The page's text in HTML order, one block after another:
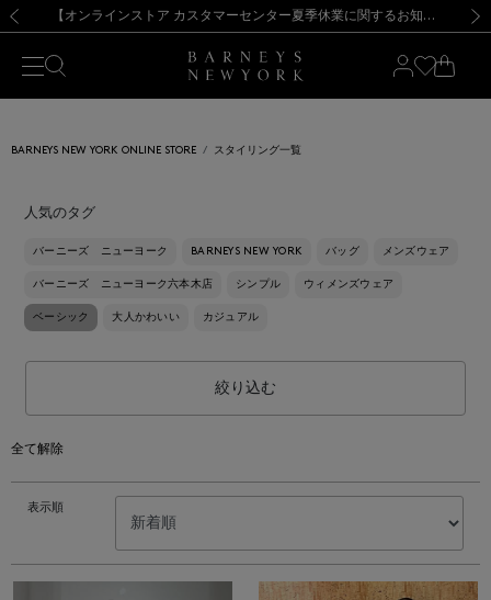
新規登録のお客様も対象！＜MY BARNEYS＞会員のお客様は11,000円（税込）以上のお買上げで常時送料無料！お買い物の際は会員登録を！
【夏季休業に伴う出荷一時停止のお知らせ】(2026.8.7) 【オンラインストア カスタマーセンター夏季休業に関するお知らせ】（2026.8.7）
【夏季休業に伴う返品・交換承り一時停止のお知らせ】（2026.8.5）
熊本県を中心とした地震の影響によるお荷物のお届けについて
【開催中】SUMMER SALEのご案内・ご注意事項 新規登録のお客様も対象！＜MY BARNEYS＞会員のお客様は11,000円（税込）以上のお買上げで常時送料無料！お買い物の際は会員登録を！
【夏季休業に伴う出荷一時停止のお知らせ】(2026.8.7)
BARNEYS NEW YORK ONLINE STORE スタイリング一覧
人気のタグ
バーニーズ ニューヨーク BARNEYS NEW YORK バッグ メンズウェア
バーニーズ ニューヨーク六本木店 シンプル ウィメンズウェア
ベーシック 大人かわいい カジュアル
絞り込む
全て解除
表示順